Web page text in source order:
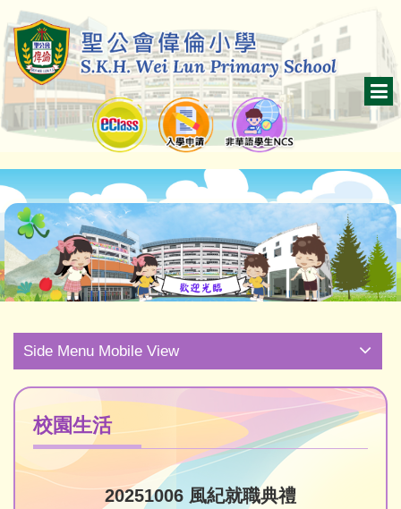
Side Menu Mobile View
校園生活
20251006 風紀就職典禮